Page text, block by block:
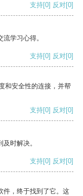
支持[0] 反对[0]
学习心得。
支持[0] 反对[0]
和安全性的连接，并帮
支持[0] 反对[0]
时解决。
支持[0] 反对[0]
件，终于找到了它。这